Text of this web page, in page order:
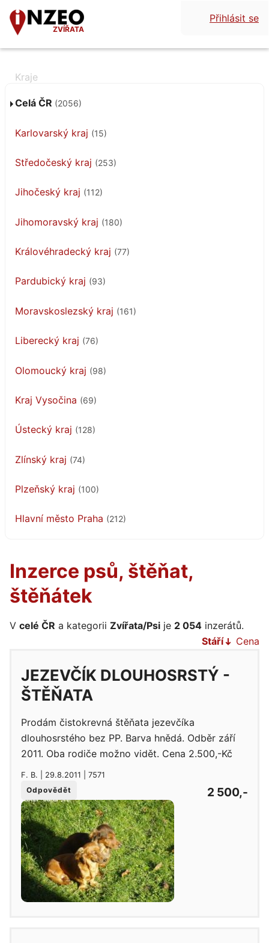
ZVÍŘATA
Přihlásit se
Celá ČR (2056)
Karlovarský kraj (15)
Středočeský kraj (253)
Jihočeský kraj (112)
Jihomoravský kraj (180)
Královéhradecký kraj (77)
Pardubický kraj (93)
Moravskoslezský kraj (161)
Liberecký kraj (76)
Olomoucký kraj (98)
Kraj Vysočina (69)
Ústecký kraj (128)
Zlínský kraj (74)
Plzeňský kraj (100)
Hlavní město Praha (212)
Inzerce psů, štěňat,
štěňátek
V celé ČR a kategorii Zvířata/Psi je 2 054 inzerátů.
Stáří
Cena
JEZEVČÍK DLOUHOSRSTÝ -
ŠTĚŇATA
Prodám čistokrevná štěňata jezevčíka
dlouhosrstého bez PP. Barva hnědá. Odběr září
2011. Oba rodiče možno vidět. Cena 2.500,-Kč
F. B. | 29.8.2011 | 7571
Odpovědět
2 500,-